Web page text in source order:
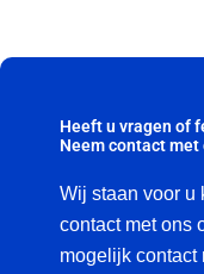
Heeft u vragen of
Neem contact
Wij staan voor u
contact met ons
mogelijk contact